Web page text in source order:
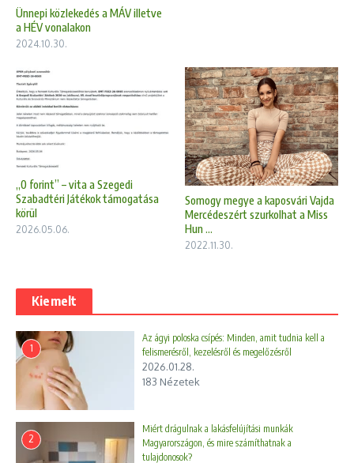
Ünnepi közlekedés a MÁV illetve
a HÉV vonalakon
2024.10.30.
„0 forint” – vita a Szegedi
Szabadtéri Játékok támogatása
körül
2026.05.06.
Somogy megye a kaposvári Vajda
Mercédeszért szurkolhat a Miss
Hun ...
2022.11.30.
Kiemelt
1
Az ágyi poloska csípés: Minden, amit tudnia kell a
felismerésről, kezelésről és megelőzésről
2026.01.28.
183 Nézetek
2
Miért drágulnak a lakásfelújítási munkák
Magyarországon, és mire számíthatnak a
tulajdonosok?